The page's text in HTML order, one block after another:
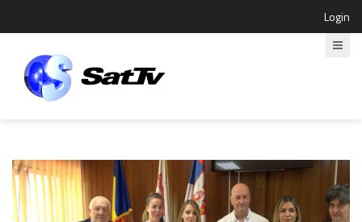
Login